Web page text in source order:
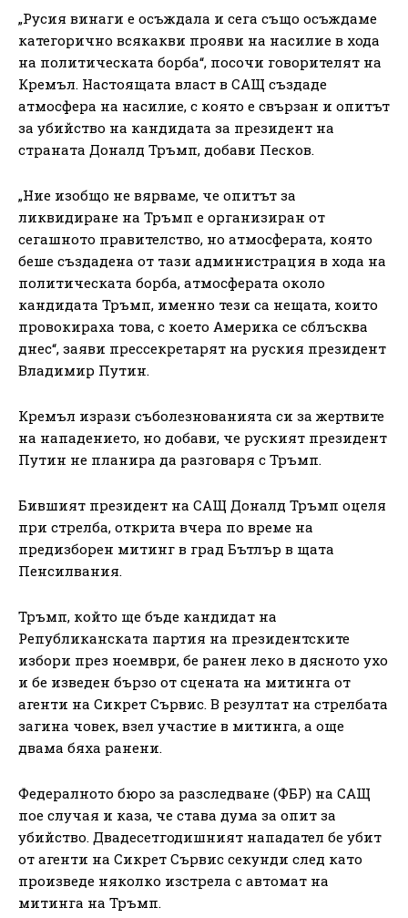
„Русия винаги е осъждала и сега също осъждаме
категорично всякакви прояви на насилие в хода
на политическата борба“, посочи говорителят на
Кремъл. Настоящата власт в САЩ създаде
атмосфера на насилие, с която е свързан и опитът
за убийство на кандидата за президент на
страната Доналд Тръмп, добави Песков.
„Ние изобщо не вярваме, че опитът за
ликвидиране на Тръмп е организиран от
сегашното правителство, но атмосферата, която
беше създадена от тази администрация в хода на
политическата борба, атмосферата около
кандидата Тръмп, именно тези са нещата, които
провокираха това, с което Америка се сблъсква
днес“, заяви прессекретарят на руския президент
Владимир Путин.
Кремъл изрази съболезнованията си за жертвите
на нападението, но добави, че руският президент
Путин не планира да разговаря с Тръмп.
Бившият президент на САЩ Доналд Тръмп оцеля
при стрелба, открита вчера по време на
предизборен митинг в град Бътлър в щата
Пенсилвания.
Тръмп, който ще бъде кандидат на
Републиканската партия на президентските
избори през ноември, бе ранен леко в дясното ухо
и бе изведен бързо от сцената на митинга от
агенти на Сикрет Сървис. В резултат на стрелбата
загина човек, взел участие в митинга, а още
двама бяха ранени.
Федералното бюро за разследване (ФБР) на САЩ
пое случая и каза, че става дума за опит за
убийство. Двадесетгодишният нападател бе убит
от агенти на Сикрет Сървис секунди след като
произведе няколко изстрела с автомат на
митинга на Тръмп.